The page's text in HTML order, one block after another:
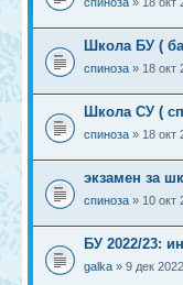
Школа БУ (
спиноза » 18 окт
Школа СУ (
спиноза » 18 окт
экзамен за
спиноза » 10 окт
БУ 2022/23:
galka » 9 дек